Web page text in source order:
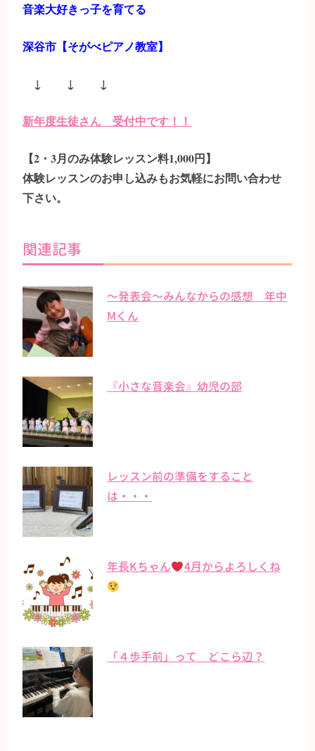
音楽大好きっ子を育てる
深谷市【そがべピアノ教室】
↓ ↓ ↓
新年度生徒さん 受付中です！！
【2・3月のみ体験レッスン料1,000円】
体験レッスンのお申し込みもお気軽にお問い合わせ
下さい。
関連記事
〜発表会〜みんなからの感想 年中
Mくん
『小さな音楽会』幼児の部
レッスン前の準備をすること
は・・・
年長Kちゃん 4月からよろしくね
「４歩手前」って どこら辺？